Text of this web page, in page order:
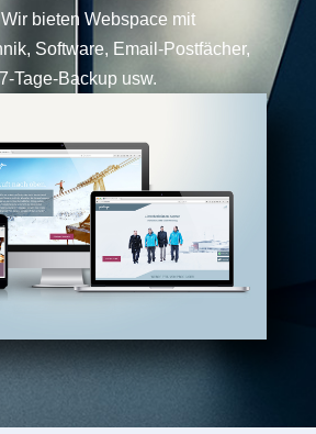
bieten Webspace mit
Software, Email-Postfächer,
Tage-Backup usw.